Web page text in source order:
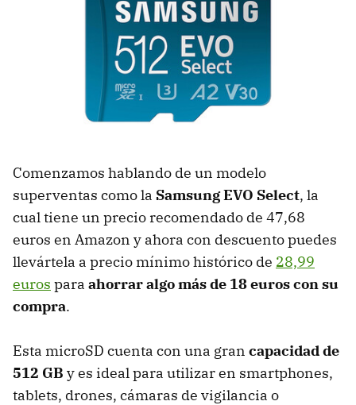
Comenzamos hablando de un modelo
superventas como la Samsung EVO Select, la
cual tiene un precio recomendado de 47,68
euros en Amazon y ahora con descuento puedes
llevártela a precio mínimo histórico de 28,99
euros para ahorrar algo más de 18 euros con su
compra.
Esta microSD cuenta con una gran capacidad de
512 GB y es ideal para utilizar en smartphones,
tablets, drones, cámaras de vigilancia o